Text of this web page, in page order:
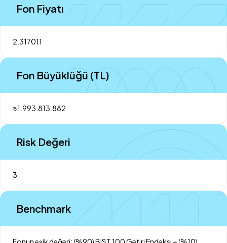
Fon Fiyatı
2.317011
Fon Büyüklüğü (TL)
₺1.993.813.882
Risk Değeri
3
Benchmark